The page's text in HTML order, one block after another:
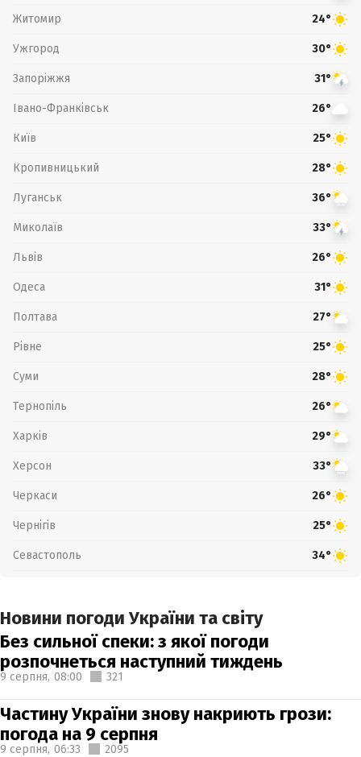
Житомир 24°
Ужгород 30°
Запоріжжя 31°
Івано-Франківськ 26°
Київ 25°
Кропивницький 28°
Луганськ 36°
Миколаїв 33°
Львів 26°
Одеса 31°
Полтава 27°
Рівне 25°
Суми 28°
Тернопіль 26°
Харків 29°
Херсон 33°
Черкаси 26°
Чернігів 25°
Севастополь 34°
Новини погоди України та світу
Без сильної спеки: з якої погоди
розпочнеться наступний тиждень
9 серпня, 08:00 321
Частину України знову накриють грози:
погода на 9 серпня
9 серпня, 06:33 2095